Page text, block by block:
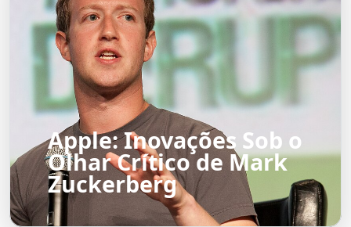
Apple: Inovações Sob o
Olhar Crítico de Mark
Zuckerberg